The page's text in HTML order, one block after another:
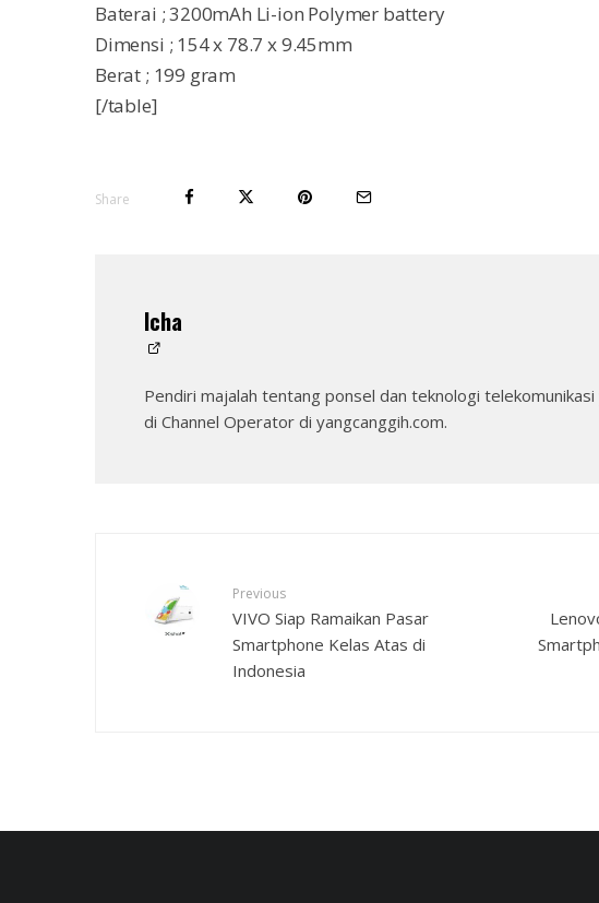
Baterai ; 3200mAh Li-ion Polymer battery
Dimensi ; 154 x 78.7 x 9.45mm
Berat ; 199 gram
[/table]
Share
Icha
Pendiri majalah tentang ponsel dan teknologi
di Channel Operator di yangcanggih.com.
Previous
VIVO Siap Ramaikan Pasar
Smartphone Kelas Atas di
Indonesia